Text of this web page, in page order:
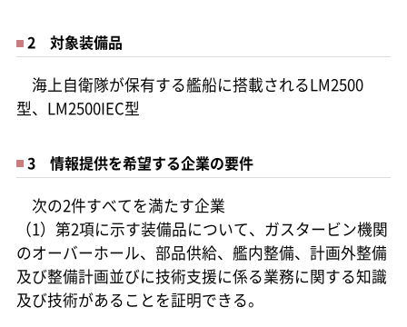
2 対象装備品
海上自衛隊が保有する艦船に搭載されるLM2500
型、LM2500IEC型
3 情報提供を希望する企業の要件
次の2件すべてを満たす企業
（1）第2項に示す装備品について、ガスタービン機関
のオーバーホール、部品供給、艦内整備、計画外整備
及び整備計画並びに技術支援に係る業務に関する知識
及び技術があることを証明できる。